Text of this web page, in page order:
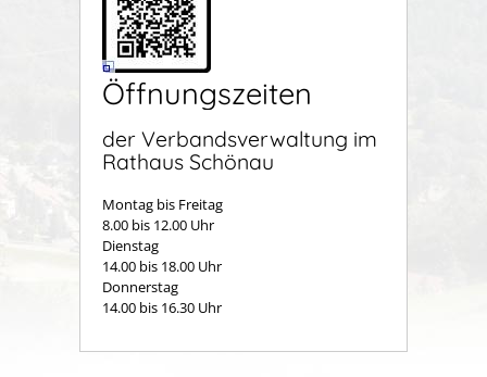
Öffnungszeiten
der Verbandsverwaltung im
Rathaus Schönau
Montag bis Freitag
8.00 bis 12.00 Uhr
Dienstag
14.00 bis 18.00 Uhr
Donnerstag
14.00 bis 16.30 Uhr